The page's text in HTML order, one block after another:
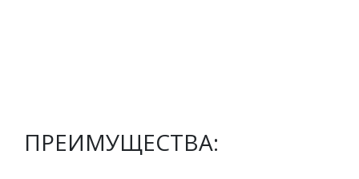
ПРЕИМУЩЕСТВА: